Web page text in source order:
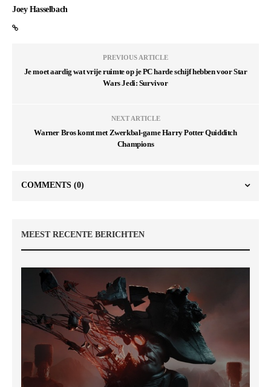
Joey Hasselbach
PREVIOUS ARTICLE
Je moet aardig wat vrije ruimte op je PC harde schijf hebben voor Star
Wars Jedi: Survivor
NEXT ARTICLE
Warner Bros komt met Zwerkbal-game Harry Potter Quidditch
Champions
COMMENTS (0)
MEEST RECENTE BERICHTEN